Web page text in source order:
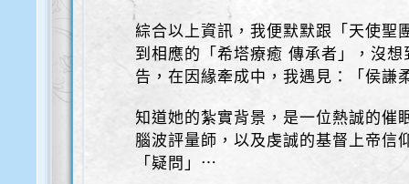
綜合以上資訊，我便默默跟「天使聖
到相應的「希塔療癒 傳承者」，沒想
告，在因緣牽成中，我遇見：「侯謙
知道她的紮實背景，是一位熱誠的催
腦波評量師，以及虔誠的基督上帝信
「疑問」⋯